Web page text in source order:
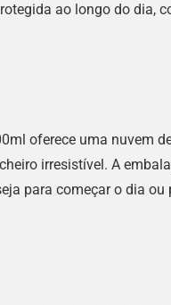
ao longo do dia,
oferece uma nuvem
irresistível. A
para começar o dia